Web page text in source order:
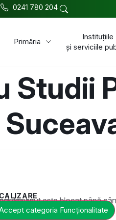
0241 780 204
Primăria
Instituțiile
și serviciile
Studii
până când acceptați categoria corespunzătoare de cookie-uri.
categoria Funcționalitate